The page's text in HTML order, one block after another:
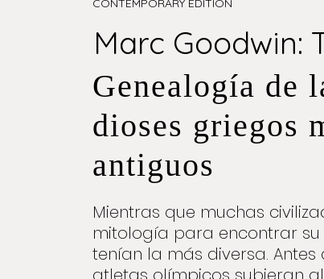
Mientras que muchas
mitología para encontrar
tenían la más diversa.
Genealogía de
dioses griegos
antiguos
Marc Goodwin:
CONTEMPORARY EDITION